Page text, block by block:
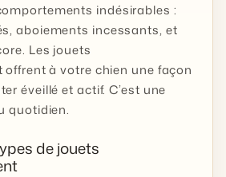
indésirables :
aboiements incessants, et
Les jouets
offrent à votre chien une façon
éveillé et actif. C’est une
quotidien.
de jouets